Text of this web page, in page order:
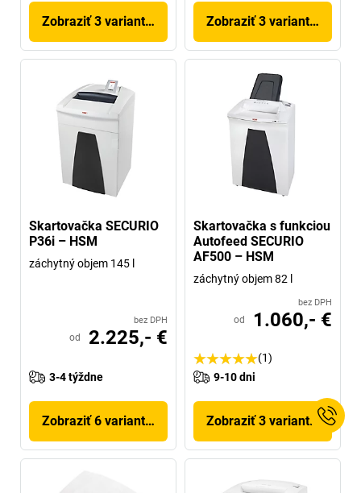
Zobraziť 3 variantov Zobraziť 3 variantov
Skartovačka SECURIO
P36i – HSM
záchytný objem 145 l
bez DPH
od 2.225,- €
3-4 týždne
Zobraziť 6 variantov
Skartovačka s funkciou
Autofeed SECURIO
AF500 – HSM
záchytný objem 82 l
bez DPH
od 1.060,- €
(1)
9-10 dni
Zobraziť 3 variantov